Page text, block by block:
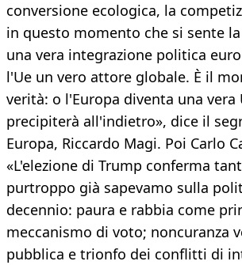
conversione ecologica, la
in questo momento che si sente
una vera integrazione politica
l'Ue un vero attore globale. È il
verità: o l'Europa diventa una vera
precipiterà all'indietro», dice il
Europa, Riccardo Magi. Poi Carlo
«L'elezione di Trump conferma
purtroppo già sapevamo sulla
decennio: paura e rabbia come
meccanismo di voto; noncuranza
pubblica e trionfo dei conflitti di